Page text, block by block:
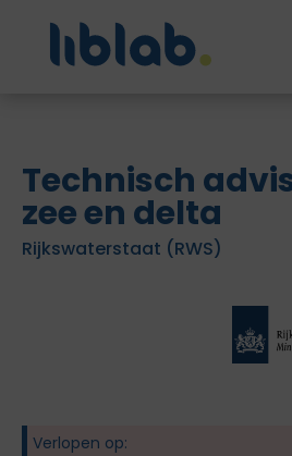
Technisch
zee en delta
Rijkswaterstaat (RWS)
Verlopen op: